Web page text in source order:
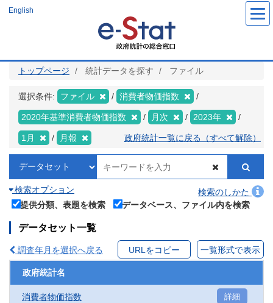
ツ
English
トップページ 統計データを探す ファイル
選択条件: ファイル 消費者物価指数
2020年基準消費者物価指数 月次 2023年
1月 月報 政府統計一覧に戻る（すべて解除）
検索オプション
検索のしかた
提供分類、表題を検索
データベース、ファイル内を検索
データセット一覧
調査年月を選択へ戻る URLをコピー 一覧形式で表示
政府統計名
消費者物価指数 詳細